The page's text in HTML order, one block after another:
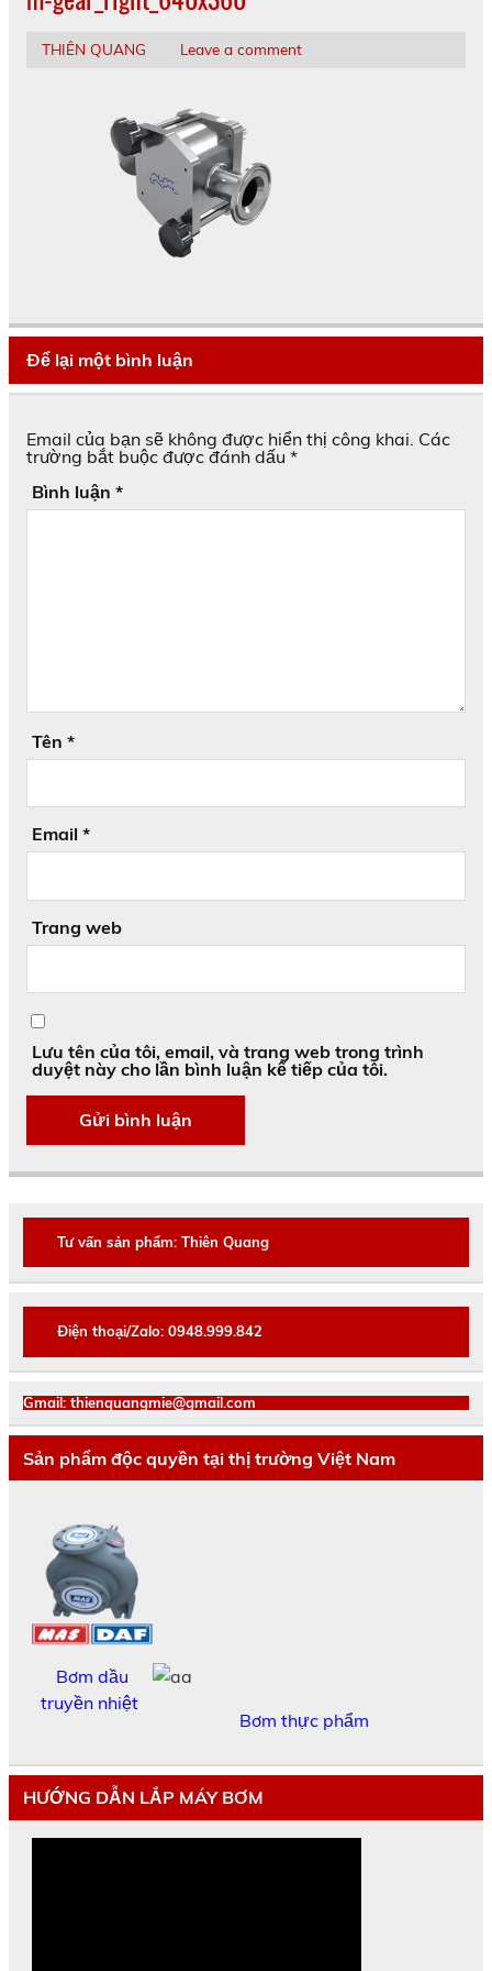
THIÊN QUANG Leave a comment
Để lại một bình luận
Email của bạn sẽ không được hiển thị công khai. Các
trường bắt buộc được đánh dấu *
Bình luận *
Tên *
Email *
Trang web
Lưu tên của tôi, email, và trang web trong trình
duyệt này cho lần bình luận kế tiếp của tôi.
Tư vấn sản phẩm: Thiên Quang
Điện thoại/Zalo: 0948.999.842
Gmail: thienquangmie@gmail.com
Sản phẩm độc quyền tại thị trường Việt Nam
Bơm dầu
truyền nhiệt
Bơm thực phẩm
HƯỚNG DẪN LẮP MÁY BƠM